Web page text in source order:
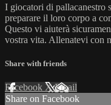
I giocatori di pallacanestro
preparare il loro corpo a
Questo vi aiuterà
vostra vita. Allenatevi con
Share with friends
Facebook XEmail
Share on Facebook